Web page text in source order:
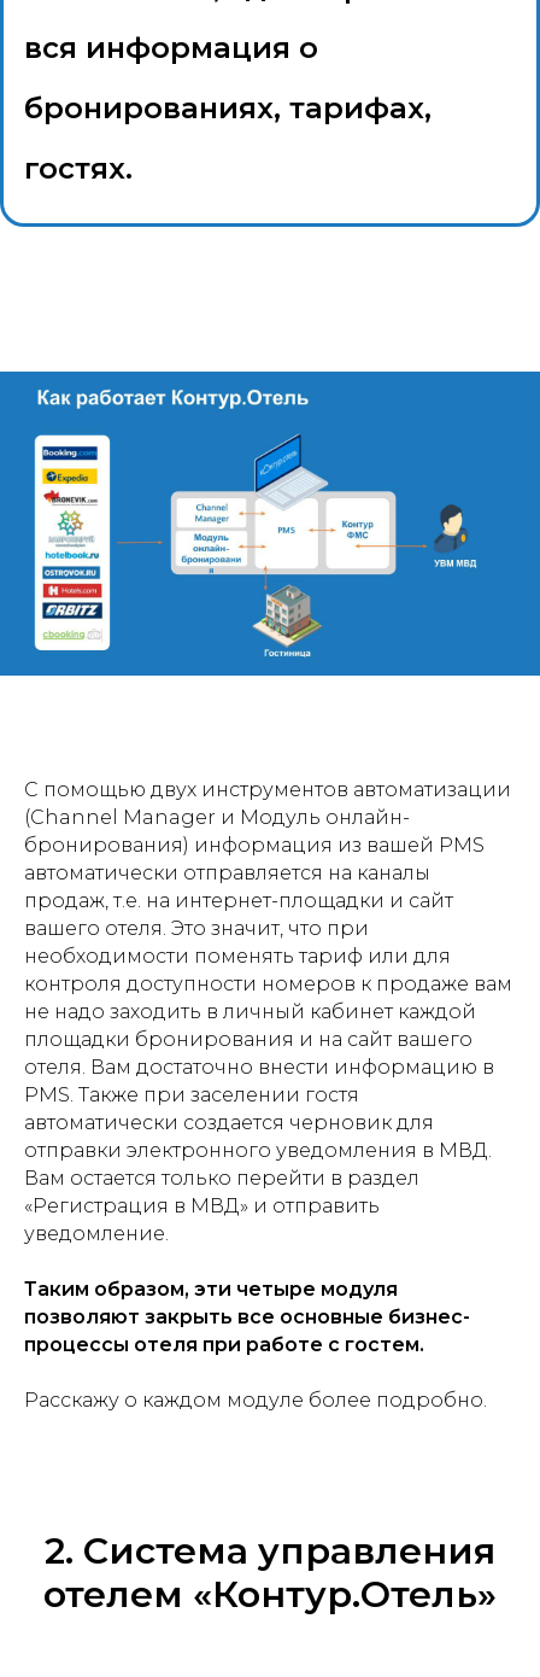
вся информация о
бронированиях, тарифах,
гостях.
С помощью двух инструментов автоматизации
(Channel Manager и Модуль онлайн-
бронирования) информация из вашей PMS
автоматически отправляется на каналы
продаж, т.е. на интернет-площадки и сайт
вашего отеля. Это значит, что при
необходимости поменять тариф или для
контроля доступности номеров к продаже вам
не надо заходить в личный кабинет каждой
площадки бронирования и на сайт вашего
отеля. Вам достаточно внести информацию в
PMS. Также при заселении гостя
автоматически создается черновик для
отправки электронного уведомления в МВД.
Вам остается только перейти в раздел
«Регистрация в МВД» и отправить
уведомление.
Таким образом, эти четыре модуля
позволяют закрыть все основные бизнес-
процессы отеля при работе с гостем.
Расскажу о каждом модуле более подробно.
2. Система управления
отелем «Контур.Отель»